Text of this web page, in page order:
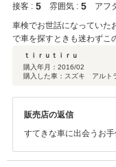
接客 : 5 雰囲気 : 5 アフ
車検でお世話になっていた
で車を探すときも迷わずこ
ｔｉｒｕｔｉｒｕ
購入年月： 2016/02
購入した車：スズキ アルト
販売店の返信
すてきな車に出会うお
す。有難うございまし